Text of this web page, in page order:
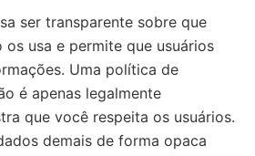
ser transparente sobre que
usa e permite que usuários
Uma política de
é apenas legalmente
que você respeita os usuários.
demais de forma opaca